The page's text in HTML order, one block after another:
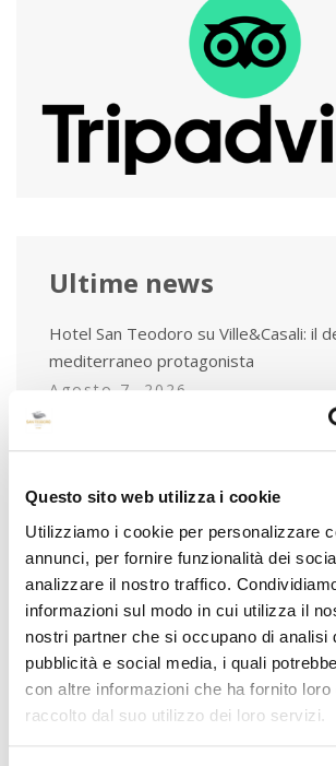
Questo sito web utilizza i cookie
Utilizziamo i cookie per personalizzare
annunci, per fornire funzionalità dei
analizzare il nostro traffico.
informazioni sul modo in cui utilizza il
nostri partner che si occupano di analisi
pubblicità e social media, i quali
con altre informazioni che ha fornito loro
raccolto dal suo utilizzo dei loro servizi.
Ultime news
Hotel San Teodoro su Ville&Casali: il
mediterraneo protagonista
Agosto 7, 2026
Eventi Estate 2026 San Teodoro:
e cene gourmet
Luglio 1, 2026
Piscina con Day Pass a San Teodoro:
esclusiva dell’Hotel San Teodoro
Giugno 5, 2026
Tag